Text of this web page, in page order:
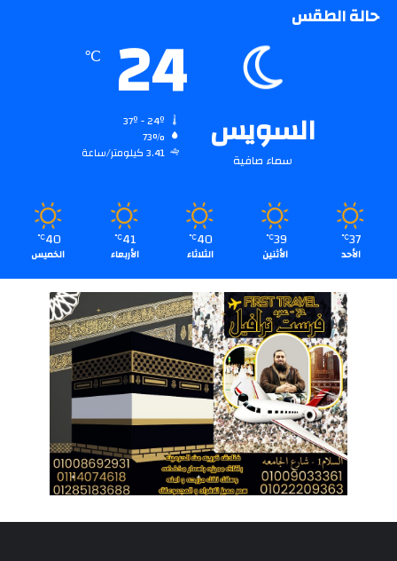
حالة الطقس
السويس
سماء صافية
24
℃
73%
3.41 كيلومتر/ساعة
37
℃
الأحد
39
℃
الأثنين
40
℃
الثلاثاء
41
℃
الأربعاء
40
℃
الخميس